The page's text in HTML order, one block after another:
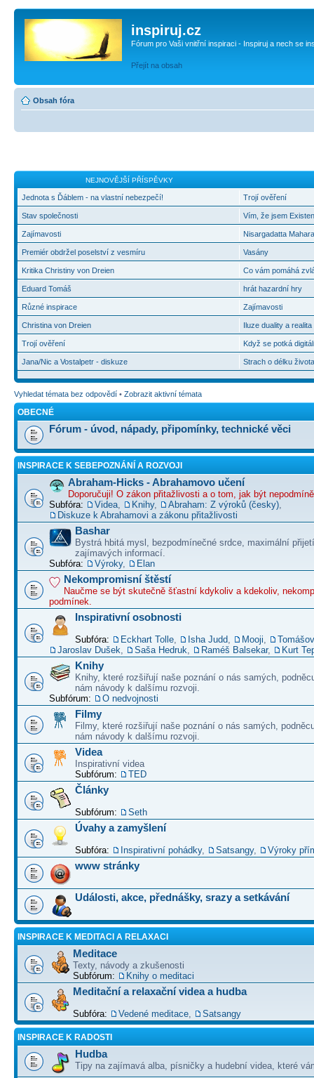
inspiruj.cz
Fórum pro Vaši vnitřní inspiraci - Inspiruj a nech se
Přejít na obsah
Obsah fóra
NEJNOVĚJŠÍ PŘÍSPĚVKY
Jednota s Ďáblem - na vlastní nebezpečí!
Stav společnosti
Zajímavosti
Premiér obdržel poselství z vesmíru
Kritika Christiny von Dreien
Eduard Tomáš
Různé inspirace
Christina von Dreien
Trojí ověření
Jana/Nic a Vostalpetr - diskuze
Trojí ověření
Vím, že jsem
Nisargadatta
Vasány
Co vám pomáhá
hrát hazardní hry
Zajímavosti
Iluze duality a
Když se potká
Strach o délku
Vyhledat témata bez odpovědí • Zobrazit aktivní témata
OBECNÉ
Fórum - úvod, nápady, připomínky, technické věci
INSPIRACE K SEBEPOZNÁNÍ A ROZVOJI
Abraham-Hicks - Abrahamovo učení
Doporučuji! O zákon přitažlivosti a o tom, jak být
Subfóra:
Videa Knihy, Abraham: Z výroků (česky)
Diskuze k Abrahamovi a zákonu přitažlivosti
Bashar
Bystrá hbitá mysl, bezpodmínečné srdce, maximální
zajímavých informací.
Subfóra:
Výroky, Elan
Nekompromisní štěstí
Naučme se být skutečně šťastní kdykoliv a kdekoliv,
podmínek.
Inspirativní osobnosti
Subfóra: Eckhart Tolle Isha Judd Mooji
Jaroslav Dušek
Saša Hedruk Raméš Balsekar, Kurt
Knihy
Knihy, které rozšiřují naše poznání o nás samých,
nám návody k dalšímu rozvoji.
Subfórum:
O nedvojnosti
Filmy
Filmy, které rozšiřují naše poznání o nás samých,
nám návody k dalšímu rozvoji.
Videa
Inspirativní videa
Subfórum:
TED
Články
Subfórum: Seth
Úvahy a zamyšlení
Subfóra: Inspirativní pohádky, Satsangy, Výroky
www stránky
Události, akce, přednášky, srazy a setkávání
INSPIRACE K MEDITACI A RELAXACI
Meditace
Texty, návody a zkušenosti
Subfórum:
Knihy o meditaci
Meditační a relaxační videa a hudba
Subfóra: Vedené meditace Satsangy
INSPIRACE K RADOSTI
Hudba
Tipy na zajímavá alba, písničky a hudební videa, které